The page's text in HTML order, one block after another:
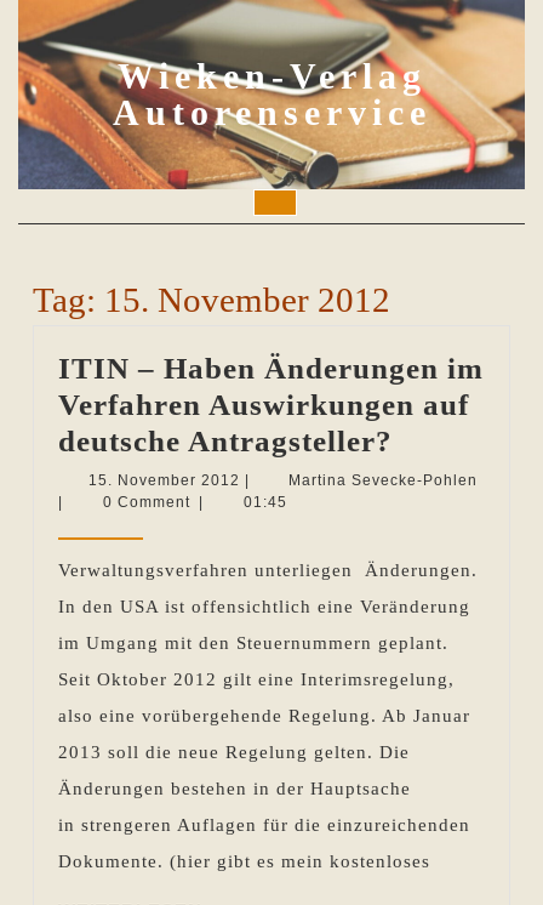
to
content
Wieken-Verlag
Autorenservice
Button
Tag: 15. November 2012
ITIN – Haben Änderungen im
Verfahren Auswirkungen auf
deutsche Antragsteller?
–
im
Verfahren
auf
deutsche
15. November 2012 15.
November
Martina Sevecke-Pohlen
0 Comment 01:45
Verwaltungsverfahren unterliegen Änderungen.
In den USA ist offensichtlich eine Veränderung
im Umgang mit den Steuernummern geplant.
Seit Oktober 2012 gilt eine Interimsregelung,
also eine vorübergehende Regelung. Ab Januar
2013 soll die neue Regelung gelten. Die
Änderungen bestehen in der Hauptsache
in strengeren Auflagen für die einzureichenden
Dokumente. (hier gibt es mein kostenloses